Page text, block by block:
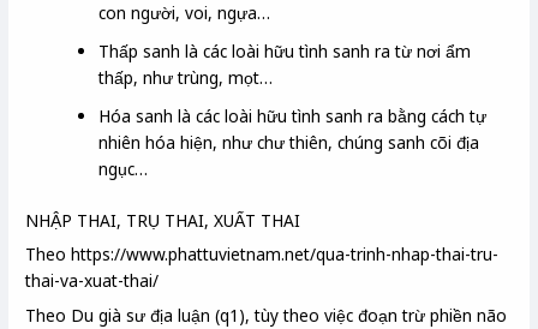
con người, voi, ngựa…
Thấp sanh là các loài hữu tình sanh ra từ nơi ẩm
thấp, như trùng, mọt…
Hóa sanh là các loài hữu tình sanh ra bằng cách tự
nhiên hóa hiện, như chư thiên, chúng sanh cõi địa
ngục…
NHẬP THAI, TRỤ THAI, XUẤT THAI
Theo https://www.phattuvietnam.net/qua-trinh-nhap-thai-tru-
thai-va-xuat-thai/
Theo Du già sư địa luận (q1), tùy theo việc đoạn trừ phiền não